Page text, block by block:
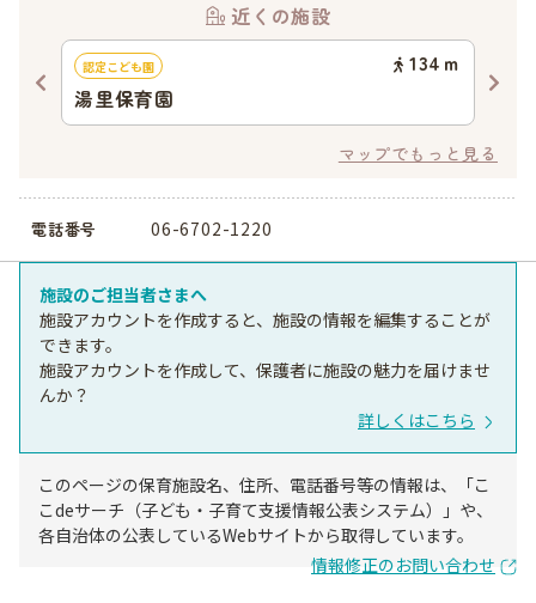
近くの施設
認定こども園 134 ｍ
湯里保育園
マップでもっと見る
電話番号 06-6702-1220
施設のご担当者さまへ
施設アカウントを作成すると、施設の情報を編集することが
できます。
施設アカウントを作成して、保護者に施設の魅力を届けませ
んか？
詳しくはこちら
このページの保育施設名、住所、電話番号等の情報は、「こ
こdeサーチ（子ども・子育て支援情報公表システム）」や、
各自治体の公表しているWebサイトから取得しています。
情報修正のお問い合わせ